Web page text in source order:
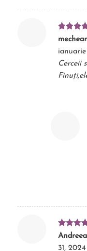
Evaluat
Cerceii
Evaluat la
Andreea
31, 2024